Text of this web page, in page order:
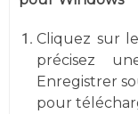
Cliquez sur
précisez
Enregistrer
pour